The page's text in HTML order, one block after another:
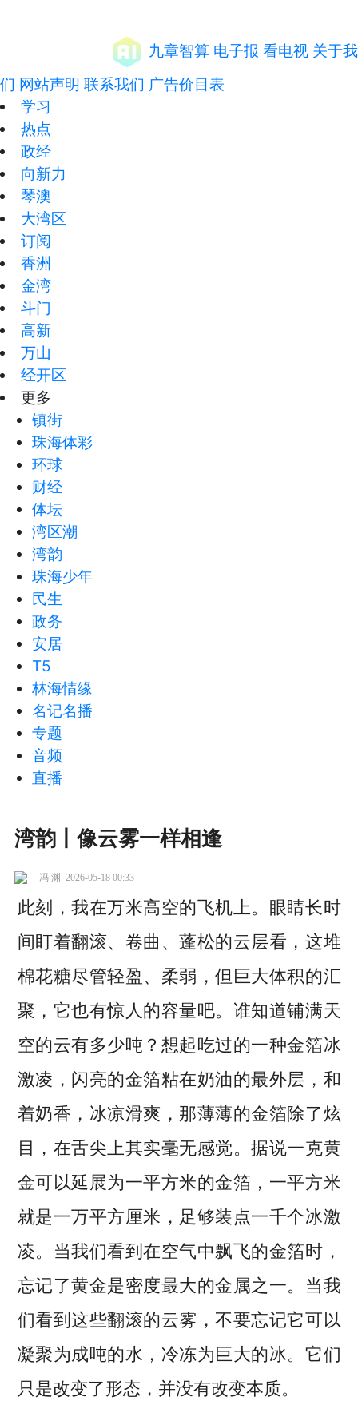
九章智算 电子报 看电视 关于我
们 网站声明 联系我们 广告价目表
学习
热点
政经
向新力
琴澳
大湾区
订阅
香洲
金湾
斗门
高新
万山
经开区
更多
镇街
珠海体彩
环球
财经
体坛
湾区潮
湾韵
珠海少年
民生
政务
安居
T5
林海情缘
名记名播
专题
音频
直播
湾韵丨像云雾一样相逢
冯 渊 2026-05-18 00:33
此刻，我在万米高空的飞机上。眼睛长时
间盯着翻滚、卷曲、蓬松的云层看，这堆
棉花糖尽管轻盈、柔弱，但巨大体积的汇
聚，它也有惊人的容量吧。谁知道铺满天
空的云有多少吨？想起吃过的一种金箔冰
激凌，闪亮的金箔粘在奶油的最外层，和
着奶香，冰凉滑爽，那薄薄的金箔除了炫
目，在舌尖上其实毫无感觉。据说一克黄
金可以延展为一平方米的金箔，一平方米
就是一万平方厘米，足够装点一千个冰激
凌。当我们看到在空气中飘飞的金箔时，
忘记了黄金是密度最大的金属之一。当我
们看到这些翻滚的云雾，不要忘记它可以
凝聚为成吨的水，冷冻为巨大的冰。它们
只是改变了形态，并没有改变本质。